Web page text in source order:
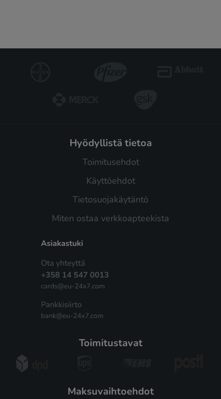
hyödyllistä tietoa
Toimitusehdot
Käyttöehdot
Tietosuojakäytäntö
Miten ostaa verkkoapteekista
toimitustavat
maksuvaihtoehdot